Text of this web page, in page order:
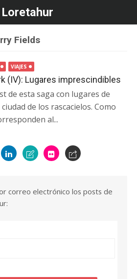
Fields
VIAJES
(IV): Lugares imprescindibles
de esta saga con lugares de
de los rascacielos. Como
al...
correo electrónico los posts de